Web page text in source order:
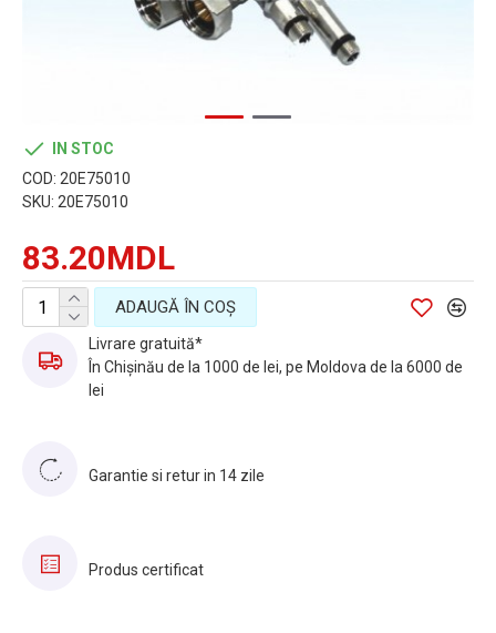
83.20MDL
IN STOC
COD: 20E75010
SKU: 20E75010
ADAUGĂ ÎN COŞ
Livrare gratuită*
În Chișinău de la 1000 de lei, pe Moldova de la 6000 de
lei
Garantie si retur in 14 zile
Produs certificat